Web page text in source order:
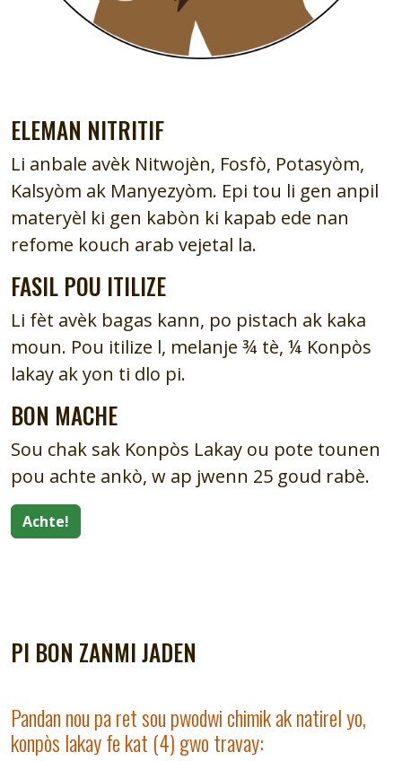
ELEMAN NITRITIF
Li anbale avèk Nitwojèn, Fosfò, Potasyòm,
Kalsyòm ak Manyezyòm. Epi tou li gen anpil
materyèl ki gen kabòn ki kapab ede nan
refome kouch arab vejetal la.
FASIL POU ITILIZE
Li fèt avèk bagas kann, po pistach ak kaka
moun. Pou itilize l, melanje ¾ tè, ¼ Konpòs
lakay ak yon ti dlo pi.
BON MACHE
Sou chak sak Konpòs Lakay ou pote tounen
pou achte ankò, w ap jwenn 25 goud rabè.
Achte!
PI BON ZANMI JADEN
Pandan nou pa ret sou pwodwi chimik ak natirel yo,
konpòs lakay fe kat (4) gwo travay: